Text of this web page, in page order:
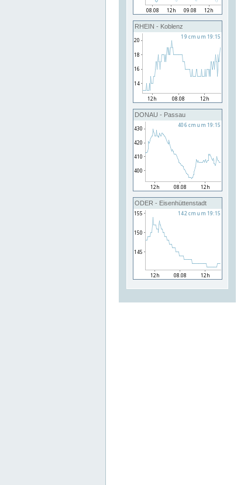
RHEIN - Koblenz
DONAU - Passau
ODER - Eisenhüttenstadt